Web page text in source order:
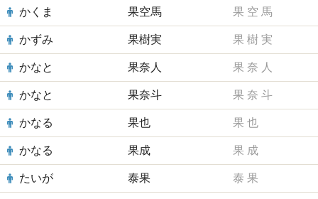
かくま 果空馬 果 空 馬
かずみ 果樹実 果 樹 実
かなと 果奈人 果 奈 人
かなと 果奈斗 果 奈 斗
かなる 果也 果 也
かなる 果成 果 成
たいが 泰果 泰 果